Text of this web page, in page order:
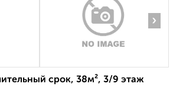
›
срок, 38м², 3/9 этаж